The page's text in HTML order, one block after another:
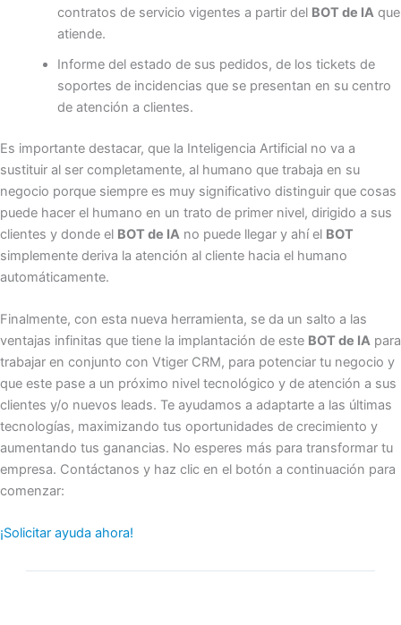
contratos de servicio vigentes a partir del BOT de IAque
atiende.
Informe del estado de sus pedidos, de los tickets de
soportes de incidencias que se presentan en su centro
de atención a clientes.
Es importante destacar, que la Inteligencia Artificial no va a
sustituir al ser completamente, al humano que trabaja en su
negocio porque siempre es muy significativo distinguir que cosas
puede hacer el humano en un trato de primer nivel, dirigido a sus
clientes y donde el BOT de IA no puede llegar y ahí el BOT
simplemente deriva la atención al cliente hacia el humano
automáticamente.
Finalmente, con esta nueva herramienta, se da un salto a las
ventajas infinitas que tiene la implantación de este BOT de IA para
trabajar en conjunto con Vtiger CRM, para potenciar tu negocio y
que este pase a un próximo nivel tecnológico y de atención a sus
clientes y/o nuevos leads. Te ayudamos a adaptarte a las últimas
tecnologías, maximizando tus oportunidades de crecimiento y
aumentando tus ganancias. No esperes más para transformar tu
empresa. Contáctanos y haz clic en el botón a continuación para
comenzar:
¡Solicitar ayuda ahora!